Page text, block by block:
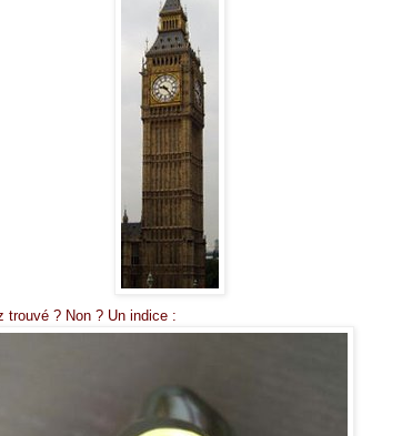
trouvé ? Non ? Un indice :